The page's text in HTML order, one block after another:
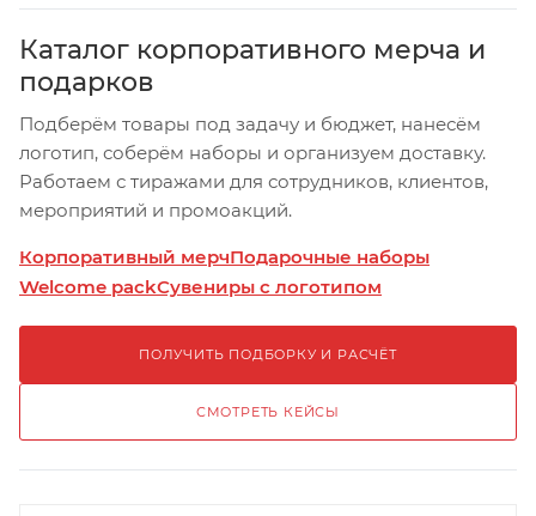
Каталог корпоративного мерча и
подарков
Подберём товары под задачу и бюджет, нанесём
логотип, соберём наборы и организуем доставку.
Работаем с тиражами для сотрудников, клиентов,
мероприятий и промоакций.
Корпоративный мерчПодарочные наборы
Welcome packСувениры с логотипом
ПОЛУЧИТЬ ПОДБОРКУ И РАСЧЁТ
СМОТРЕТЬ КЕЙСЫ